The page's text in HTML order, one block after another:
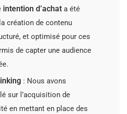
d’achat a été
création de contenu
et optimisé pour ces
de capter une audience
: Nous avons
sur l’acquisition de
en mettant en place des